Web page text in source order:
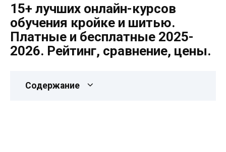
15+ лучших онлайн-курсов
обучения кройке и шитью.
Платные и бесплатные 2025-
2026. Рейтинг, сравнение, цены.
Содержание